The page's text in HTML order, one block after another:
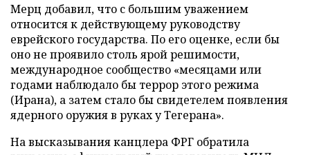
Мерц добавил, что с большим уважением
относится к действующему руководству
еврейского государства. По его оценке, если бы
оно не проявило столь ярой решимости,
международное сообщество «месяцами или
годами наблюдало бы террор этого режима
(Ирана), а затем стало бы свидетелем появления
ядерного оружия в руках у Тегерана».
На высказывания канцлера ФРГ обратила